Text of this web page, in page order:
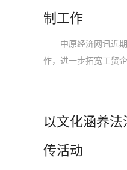
制工作
中原经济网讯近期
作，进一步拓宽工贸
以文化涵养
传活动